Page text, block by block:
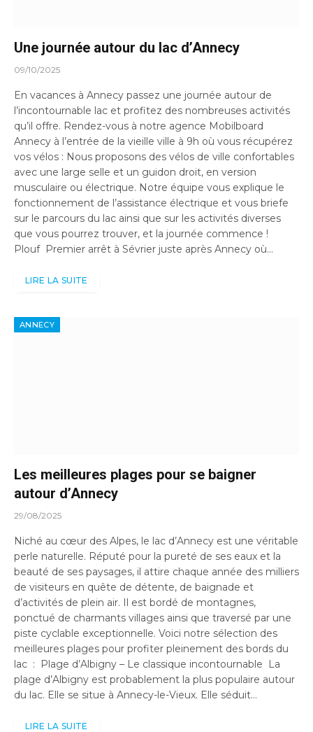
Une journée autour du lac d’Annecy
09/10/2025
En vacances à Annecy passez une journée autour de
l’incontournable lac et profitez des nombreuses activités
qu’il offre. Rendez-vous à notre agence Mobilboard
Annecy à l’entrée de la vieille ville à 9h où vous récupérez
vos vélos : Nous proposons des vélos de ville confortables
avec une large selle et un guidon droit, en version
musculaire ou électrique. Notre équipe vous explique le
fonctionnement de l’assistance électrique et vous briefe
sur le parcours du lac ainsi que sur les activités diverses
que vous pourrez trouver, et la journée commence !
Plouf Premier arrêt à Sévrier juste après Annecy où…
LIRE LA SUITE
ANNECY
Les meilleures plages pour se baigner
autour d’Annecy
29/08/2025
Niché au cœur des Alpes, le lac d’Annecy est une véritable
perle naturelle. Réputé pour la pureté de ses eaux et la
beauté de ses paysages, il attire chaque année des milliers
de visiteurs en quête de détente, de baignade et
d’activités de plein air. Il est bordé de montagnes,
ponctué de charmants villages ainsi que traversé par une
piste cyclable exceptionnelle. Voici notre sélection des
meilleures plages pour profiter pleinement des bords du
lac : Plage d’Albigny – Le classique incontournable La
plage d’Albigny est probablement la plus populaire autour
du lac. Elle se situe à Annecy-le-Vieux. Elle séduit…
LIRE LA SUITE